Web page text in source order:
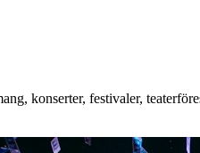
konserter, festivaler,